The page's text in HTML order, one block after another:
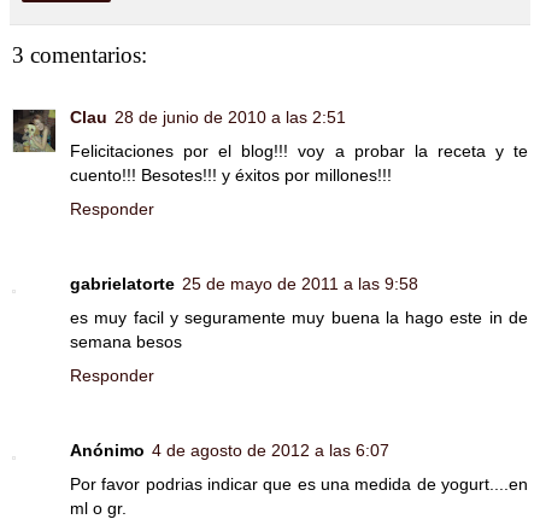
3 comentarios:
Clau 28 de junio de 2010 a las 2:51
Felicitaciones por el blog!!! voy a probar la receta y te
cuento!!! Besotes!!! y éxitos por millones!!!
Responder
gabrielatorte 25 de mayo de 2011 a las 9:58
es muy facil y seguramente muy buena la hago este in de
semana besos
Responder
Anónimo 4 de agosto de 2012 a las 6:07
Por favor podrias indicar que es una medida de yogurt....en
ml o gr.